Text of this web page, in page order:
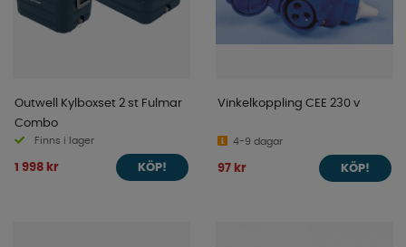
Outwell Kylboxset 2 st Fulmar
Combo
Finns i lager
1 998 kr KÖP!
Vinkelkoppling CEE 230 v
4-9 dagar
97 kr KÖP!